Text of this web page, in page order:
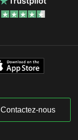
Contactez-nous